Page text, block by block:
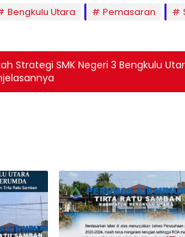
Bengkulu Utara Pemasaran
Strategi SMK Negeri 3 Bengkulu